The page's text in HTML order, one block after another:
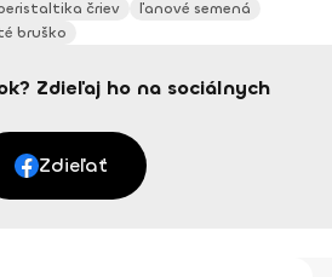
čriev
ľanové semená
bruško
Zdieľaj ho na sociálnych
Zdieľať